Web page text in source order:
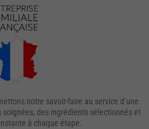
notre savoir-faire au service d’une
des ingrédients sélectionnés et
à chaque étape.